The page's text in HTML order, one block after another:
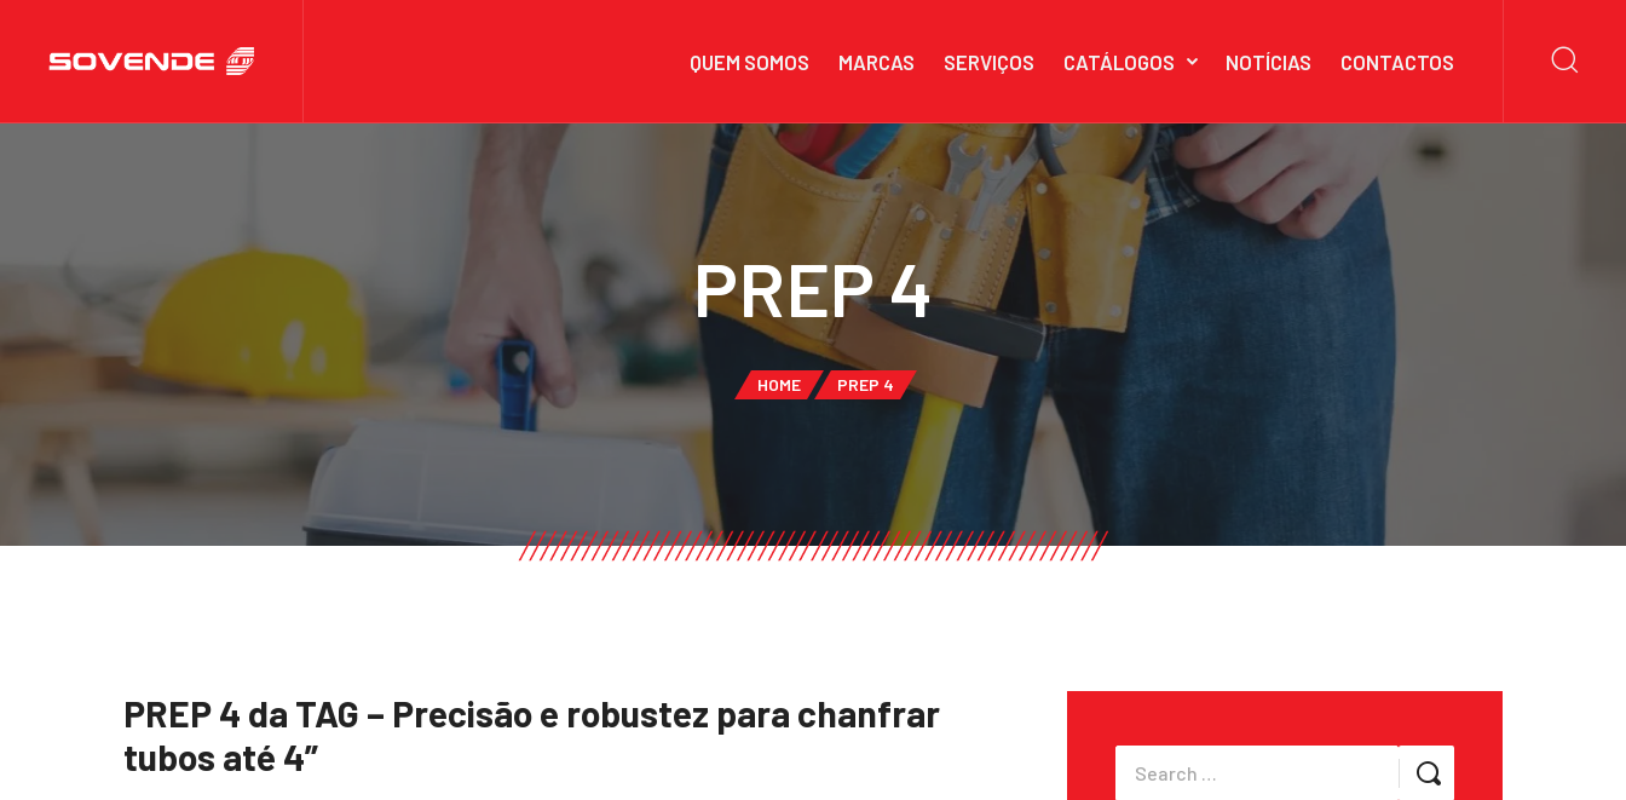
QUEM SOMOS MARCAS SERVIÇOS CATÁLOGOS NOTÍCIAS CONTACTOS
PREP 4
HOME PREP 4
PREP 4 da TAG – Precisão e robustez para chanfrar
tubos até 4”